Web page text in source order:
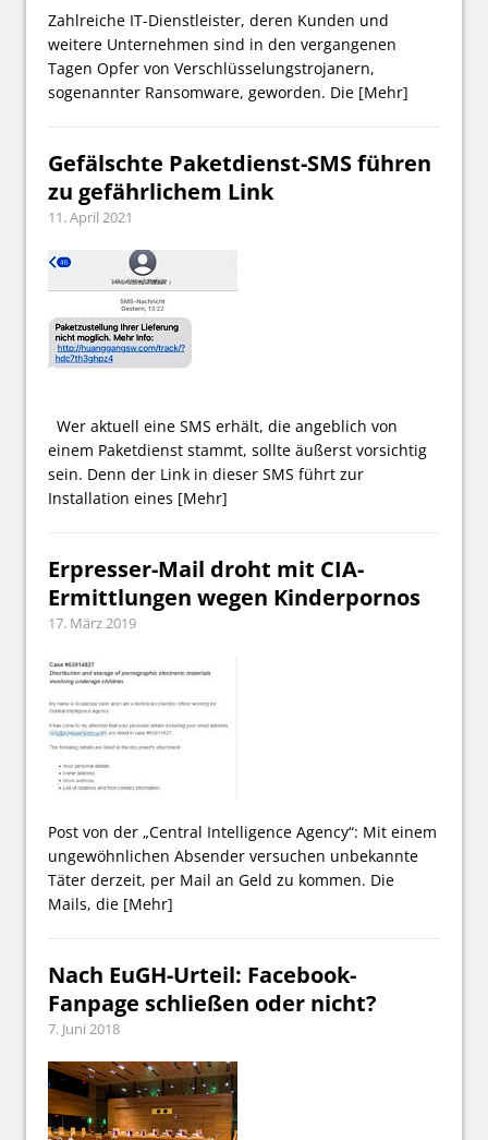
Zahlreiche IT-Dienstleister, deren Kunden und
weitere Unternehmen sind in den vergangenen
Tagen Opfer von Verschlüsselungstrojanern,
sogenannter Ransomware, geworden. Die [Mehr]
Gefälschte Paketdienst-SMS führen
zu gefährlichem Link
11. April 2021
Wer aktuell eine SMS erhält, die angeblich von
einem Paketdienst stammt, sollte äußerst vorsichtig
sein. Denn der Link in dieser SMS führt zur
Installation eines [Mehr]
Erpresser-Mail droht mit CIA-
Ermittlungen wegen Kinderpornos
17. März 2019
Post von der „Central Intelligence Agency“: Mit einem
ungewöhnlichen Absender versuchen unbekannte
Täter derzeit, per Mail an Geld zu kommen. Die
Mails, die [Mehr]
Nach EuGH-Urteil: Facebook-
Fanpage schließen oder nicht?
7. Juni 2018